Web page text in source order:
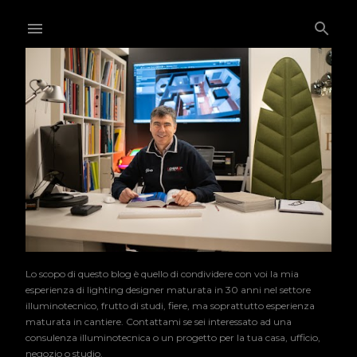
Lo scopo di questo blog è quello di condividere con voi la mia
esperienza di lighting designer maturata in 30 anni nel settore
illuminotecnico, frutto di studi, fiere, ma soprattutto esperienza
maturata in cantiere. Contattami se sei interessato ad una
consulenza illuminotecnica o un progetto per la tua casa, ufficio,
negozio o studio.